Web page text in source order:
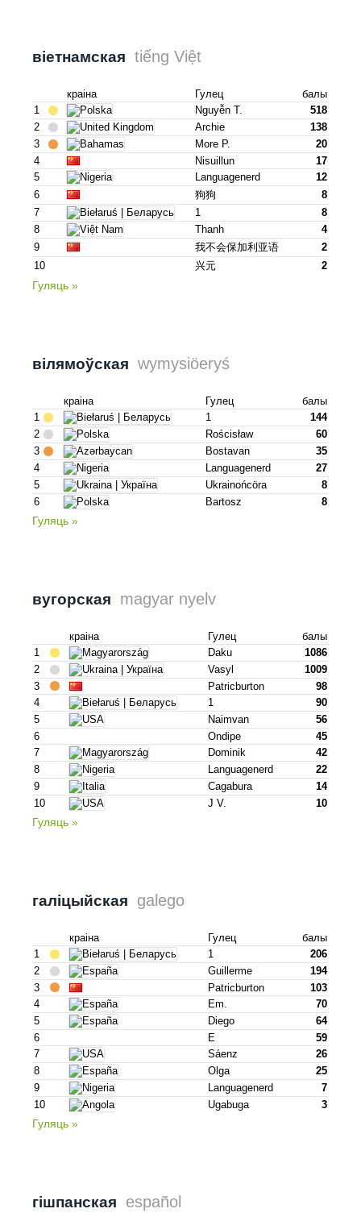
віетнамская tiếng Việt
краіна Гулец
балы
1
Nguyễn T.
518
2
Archie
138
3
More P.
20
4
Nisuillun
17
5
Languagenerd
12
6
狗狗
8
7
1
8
8
Thanh
4
9
我不会保加利亚语
2
10
兴元 2
Гуляць »
вілямоўская wymysiöeryś
краіна Гулец
балы
1
1
144
2
Rościsław
60
3
Bostavan
35
4
Languagenerd
27
5
Ukrainońcöra
8
6
Bartosz 8
Гуляць »
вугорская magyar nyelv
краіна Гулец
балы
1
Daku
1086
2
Vasyl
1009
3
Patricburton
98
4
1
90
5
Naimvan
56
6
Ondipe
45
7
Dominik
42
8
Languagenerd
22
9
Cagabura
14
10
J V. 10
Гуляць »
галіцыйская galego
краіна Гулец
балы
1
1
206
2
Guillerme
194
3
Patricburton
103
4
Em.
70
5
Diego
64
6
E
59
7
Sáenz
26
8
Olga
25
9
Languagenerd
7
10
Ugabuga 3
Гуляць »
гішпанская español